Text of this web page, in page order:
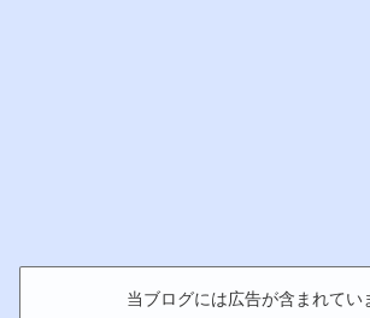
当ブログには広告が含まれてい